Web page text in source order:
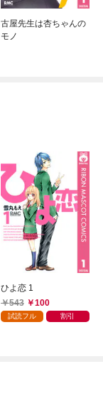
古屋先生は杏ちゃんの
モノ
ひよ恋 1
543
100
試読フル 割引